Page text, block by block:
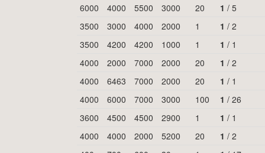
6000
4000 5500 3000 20 1 / 5
3500
3000 4000 2000 1 1 / 2
3500
4200 4200 1000 1 1 / 1
4000
2000 7000 2000 20 1 / 2
4000
6463 7000 2000 20 1 / 1
4000
6000 7000 3000 100 1 / 26
3600
4500 4500 2900 1 1 / 1
4000
4000 2000 5200 20 1 / 2